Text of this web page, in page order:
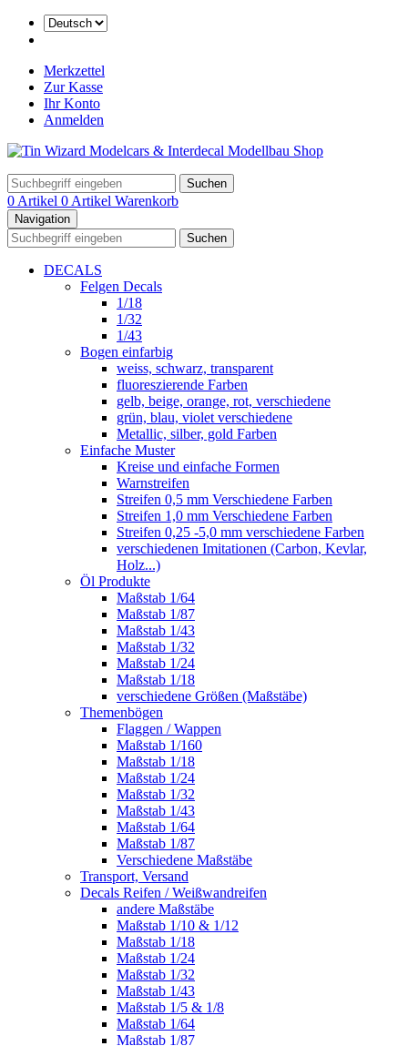
Merkzettel
Zur Kasse
Ihr Konto
Anmelden
Suchen
0 Artikel 0 Artikel Warenkorb
Navigation
Suchen
DECALS
Felgen Decals
1/18
1/32
1/43
Bogen einfarbig
weiss, schwarz, transparent
fluoreszierende Farben
gelb, beige, orange, rot, verschiedene
grün, blau, violet verschiedene
Metallic, silber, gold Farben
Einfache Muster
Kreise und einfache Formen
Warnstreifen
Streifen 0,5 mm Verschiedene Farben
Streifen 1,0 mm Verschiedene Farben
Streifen 0,25 -5,0 mm verschiedene Farben
verschiedenen Imitationen (Carbon, Kevlar,
Holz...)
Öl Produkte
Maßstab 1/64
Maßstab 1/87
Maßstab 1/43
Maßstab 1/32
Maßstab 1/24
Maßstab 1/18
verschiedene Größen (Maßstäbe)
Themenbögen
Flaggen / Wappen
Maßstab 1/160
Maßstab 1/18
Maßstab 1/24
Maßstab 1/32
Maßstab 1/43
Maßstab 1/64
Maßstab 1/87
Verschiedene Maßstäbe
Transport, Versand
Decals Reifen / Weißwandreifen
andere Maßstäbe
Maßstab 1/10 & 1/12
Maßstab 1/18
Maßstab 1/24
Maßstab 1/32
Maßstab 1/43
Maßstab 1/5 & 1/8
Maßstab 1/64
Maßstab 1/87